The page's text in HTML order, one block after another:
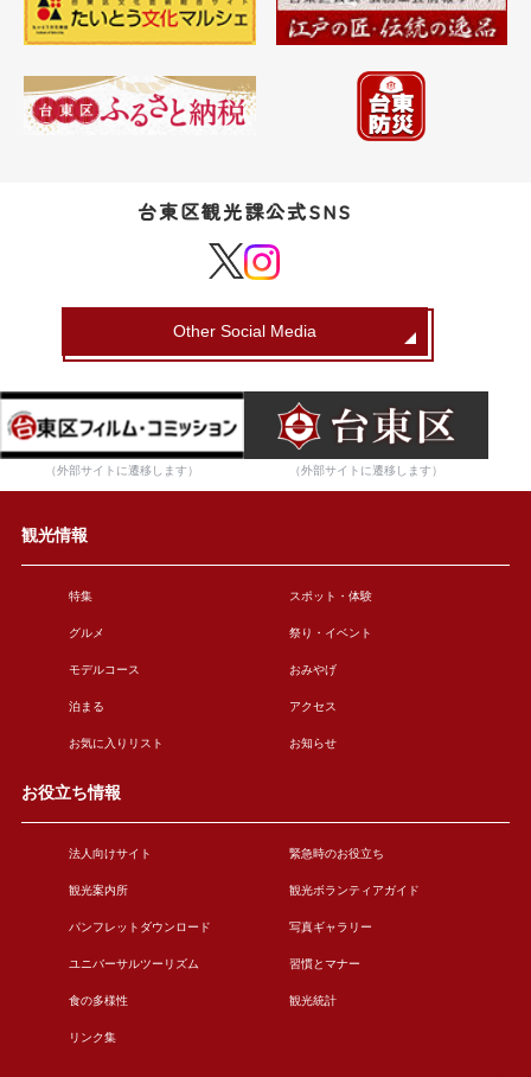
台東区観光課公式SNS
Other Social Media
（外部サイトに遷移します） （外部サイトに遷移します）
観光情報
特集 スポット・体験
グルメ 祭り・イベント
モデルコース おみやげ
泊まる アクセス
お気に入りリスト お知らせ
お役立ち情報
法人向けサイト 緊急時のお役立ち
観光案内所 観光ボランティアガイド
パンフレットダウンロード 写真ギャラリー
ユニバーサルツーリズム 習慣とマナー
食の多様性 観光統計
リンク集